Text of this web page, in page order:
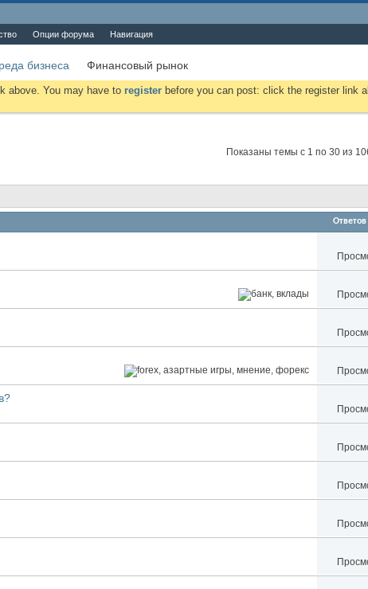
Опции форума Навигация
бизнеса Финансовый рынок
above. You may have to register before you can post: click the register link
Показаны темы с 1 по 30 из
Ответов